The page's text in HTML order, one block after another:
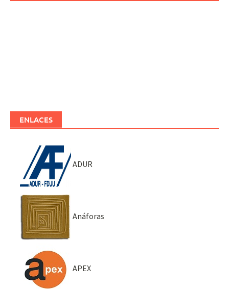
ENLACES
ADUR
Anáforas
APEX